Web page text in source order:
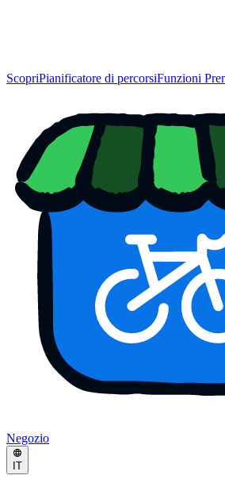
ScopriPianificatore di percorsiFunzioni
Negozio
IT